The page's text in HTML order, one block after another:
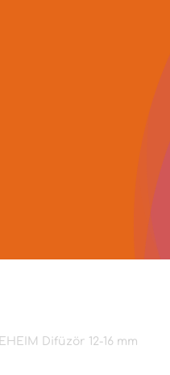
EHEIM Difüzör 12-16 mm